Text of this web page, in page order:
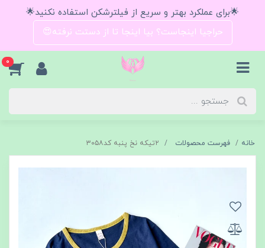
🌟برای عملکرد بهتر و سریع از فیلترشکن استفاده نکنید🌟
حراجیا اینجاست؟ بیا اینجا تا از دستت نرفته😍
0
خانه فهرست محصولات ۲تیکه نخ پنبه کد۳۰۵۸